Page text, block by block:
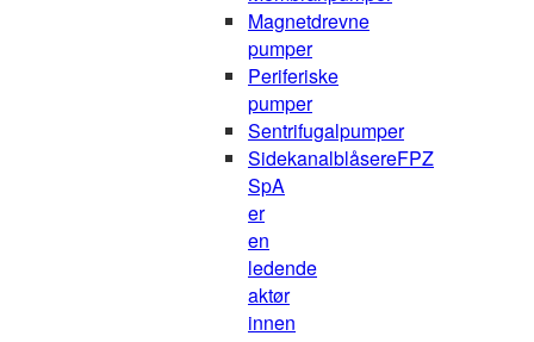
Magnetdrevne
pumper
Periferiske
pumper
Sentrifugalpumper
SidekanalblåsereFPZ
SpA
er
en
ledende
aktør
innen